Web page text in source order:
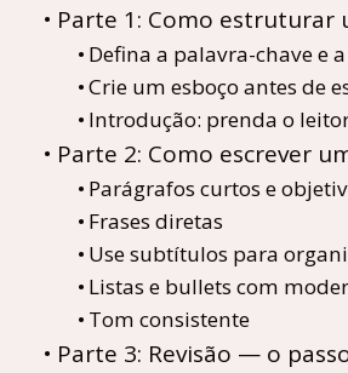
Parte 1: Como estruturar
Defina a palavra-chave e
Crie um esboço antes de
Introdução: prenda o
Parte 2: Como escrever
Parágrafos curtos e
Frases diretas
Use subtítulos para
Listas e bullets com
Tom consistente
Parte 3: Revisão — o